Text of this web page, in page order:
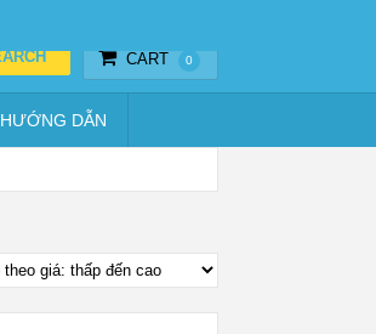
CART 0
HƯỚNG DẪN